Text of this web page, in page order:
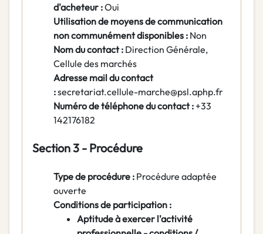
d'acheteur :Oui
Utilisation de moyens de communication
non communément disponibles : Non
Nom du contact : Direction Générale,
Cellule des marchés
Adresse mail du contact
:secretariat.cellule-marche@psl.aphp.fr
Numéro de téléphone du contact : +33
142176182
Section 3 - Procédure
Type de procédure : Procédure adaptée
ouverte
Conditions de participation :
Aptitude à exercer l'activité